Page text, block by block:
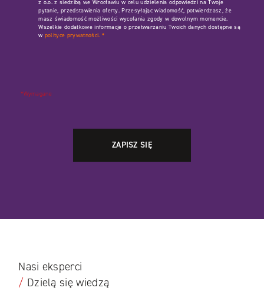
z o.o. z siedzibą we Wrocławiu w celu udzielenia odpowiedzi na Twoje
pytanie, przedstawienia oferty. Przesyłając wiadomość, potwierdzasz, że
masz świadomość możliwości wycofania zgody w dowolnym momencie.
Wszelkie dodatkowe informacje o przetwarzaniu Twoich danych dostępne są
w polityce prywatności. *
*Wymagane
Nasi eksperci
/ Dzielą się wiedzą